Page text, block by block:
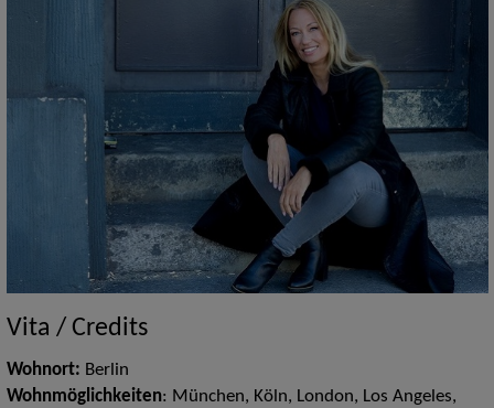
Vita / Credits
Wohnort: Berlin
Wohnmöglichkeiten: München, Köln, London, Los Angeles,